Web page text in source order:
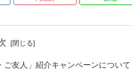
友人」紹介キャンペーンについて